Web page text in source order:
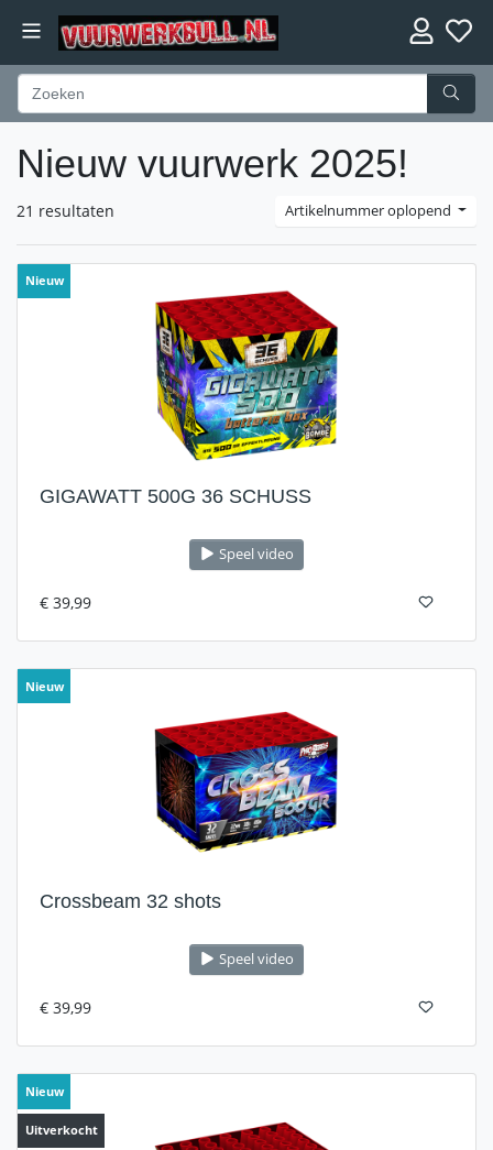
Nieuw vuurwerk 2025!
21 resultaten Artikelnummer oplopend
Nieuw
GIGAWATT 500G 36 SCHUSS
Speel video
€ 39,99
Nieuw
Crossbeam 32 shots
Speel video
€ 39,99
Nieuw
Uitverkocht